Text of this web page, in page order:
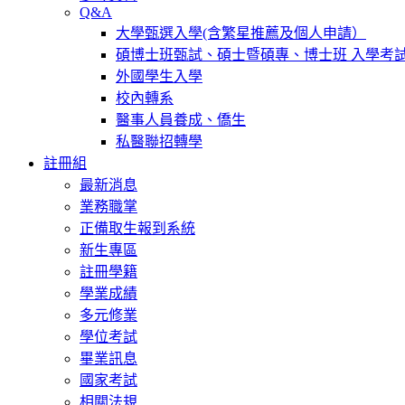
Q&A
大學甄選入學(含繁星推薦及個人申請）
碩博士班甄試、碩士暨碩專、博士班 入學考
外國學生入學
校內轉系
醫事人員養成、僑生
私醫聯招轉學
註冊組
最新消息
業務職掌
正備取生報到系統
新生專區
註冊學籍
學業成績
多元修業
學位考試
畢業訊息
國家考試
相關法規